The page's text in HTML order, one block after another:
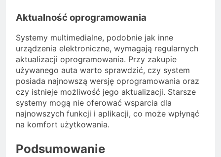
Aktualność oprogramowania
Systemy multimedialne, podobnie jak inne
urządzenia elektroniczne, wymagają regularnych
aktualizacji oprogramowania. Przy zakupie
używanego auta warto sprawdzić, czy system
posiada najnowszą wersję oprogramowania oraz
czy istnieje możliwość jego aktualizacji. Starsze
systemy mogą nie oferować wsparcia dla
najnowszych funkcji i aplikacji, co może wpłynąć
na komfort użytkowania.
Podsumowanie